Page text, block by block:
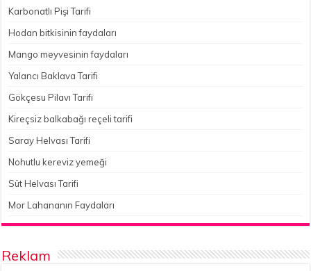
Karbonatlı Pişi Tarifi
Hodan bitkisinin faydaları
Mango meyvesinin faydaları
Yalancı Baklava Tarifi
Gökçesu Pilavı Tarifi
Kireçsiz balkabağı reçeli tarifi
Saray Helvası Tarifi
Nohutlu kereviz yemeği
Süt Helvası Tarifi
Mor Lahananın Faydaları
Reklam